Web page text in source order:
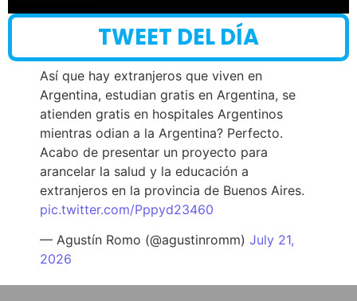
TWEET DEL DÍA
Así que hay extranjeros que viven en
Argentina, estudian gratis en Argentina, se
atienden gratis en hospitales Argentinos
mientras odian a la Argentina? Perfecto.
Acabo de presentar un proyecto para
arancelar la salud y la educación a
extranjeros en la provincia de Buenos Aires.
pic.twitter.com/Pppyd23460
— Agustín Romo (@agustinromm) July 21,
2026